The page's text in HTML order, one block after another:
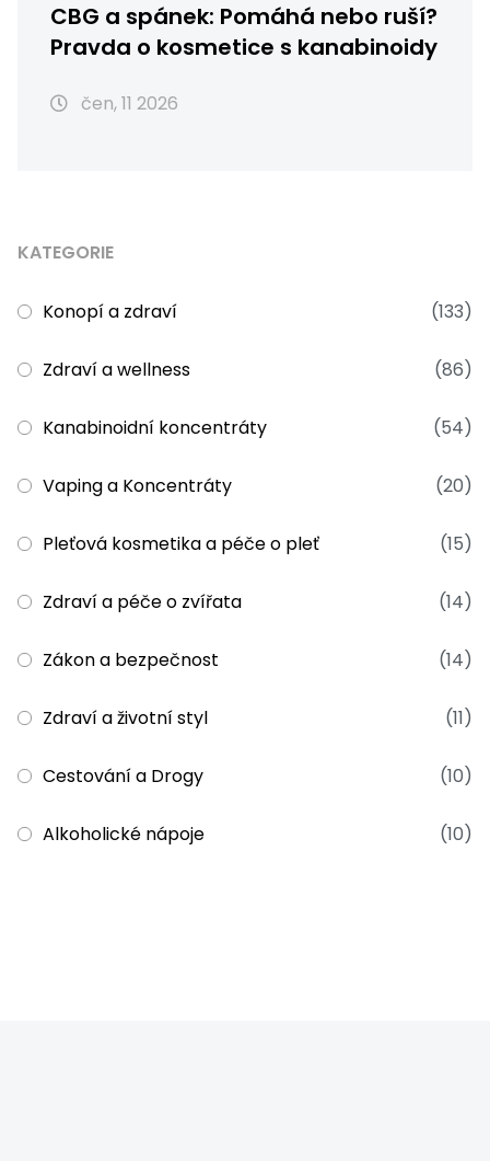
CBG a spánek: Pomáhá nebo ruší?
Pravda o kosmetice s kanabinoidy
čen, 11 2026
KATEGORIE
Konopí a zdraví (133)
Zdraví a wellness (86)
Kanabinoidní koncentráty (54)
Vaping a Koncentráty (20)
Pleťová kosmetika a péče o pleť (15)
Zdraví a péče o zvířata (14)
Zákon a bezpečnost (14)
Zdraví a životní styl (11)
Cestování a Drogy (10)
Alkoholické nápoje (10)